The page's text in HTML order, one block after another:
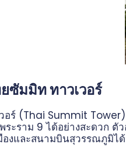
ซัมมิท ทาวเวอร์
อร์ (Thai Summit
ะราม 9 ได้อย่างสะดวก ตั
องและสนามบินสุวรรณภูมิได้